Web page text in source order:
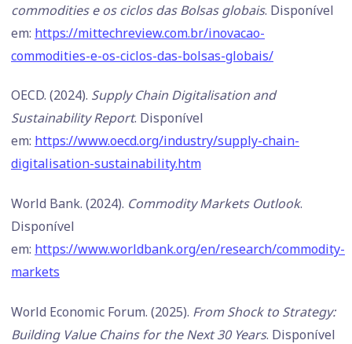
commodities e os ciclos das Bolsas globais. Disponível
em: https://mittechreview.com.br/inovacao-
commodities-e-os-ciclos-das-bolsas-globais/
OECD. (2024). Supply Chain Digitalisation and
Sustainability Report. Disponível
em: https://www.oecd.org/industry/supply-chain-
digitalisation-sustainability.htm
World Bank. (2024). Commodity Markets Outlook.
Disponível
em: https://www.worldbank.org/en/research/commodity-
markets
World Economic Forum. (2025). From Shock to Strategy:
Building Value Chains for the Next 30 Years. Disponível